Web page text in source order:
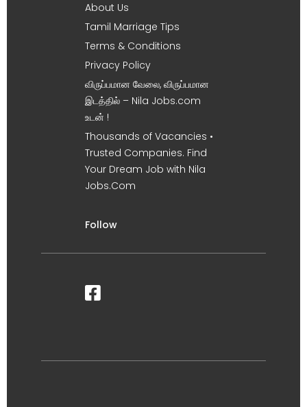
About Us
Tamil Marriage Tips
Terms & Conditions
Privacy Policy
விருப்பமான வேலை, விருப்பமான
இடத்தில் – Nila Jobs.com
உடன் !
Thousands of Vacancies •
Trusted Companies. Find
Your Dream Job with Nila
Jobs.Com
Follow